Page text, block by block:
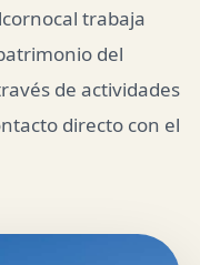
trabaja
del
de actividades
directo con el